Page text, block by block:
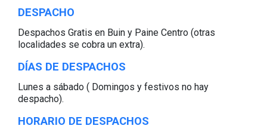
DESPACHO
Despachos Gratis en Buin y Paine Centro (otras
localidades se cobra un extra).
DÍAS DE DESPACHOS
Lunes a sábado ( Domingos y festivos no hay
despacho).
HORARIO DE DESPACHOS